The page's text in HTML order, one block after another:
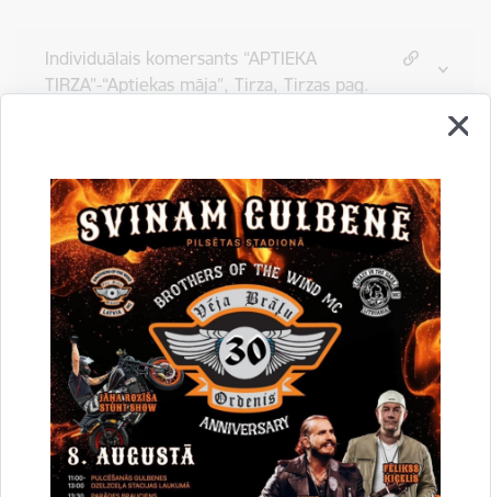
Individuālais komersants “APTIEKA
TIRZA”-“Aptiekas māja”, Tirza, Tirzas pag.
Gulbenes novada Antras Žundas
individuālais daudznozaru uzņēmums
“JAUNGULBENES APTIEKA”-Mežniecības
māja, Jaungulbene, Jaungalbenes pag.,
Sabiedrība ar ierobežotu atbildību “APTIEKA
LITENĒ”-„Aptiekas māja”, Litene
05.10.2015. Informāciju aktualizēja: